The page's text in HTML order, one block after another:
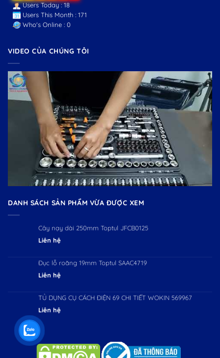
Users Today : 18
Users This Month : 171
Who's Online : 0
VIDEO CỦA CHÚNG TÔI
DANH SÁCH SẢN PHẨM VỪA ĐƯỢC XEM
Cây nạy dài 250mm Toptul JFCB0125
Liên hệ
Đục lỗ roăng 19mm Toptul SAAC4719
Liên hệ
TỦ DỤNG CỤ CÁCH ĐIỆN 69 CHI TIẾT WOKIN 569967
Liên hệ